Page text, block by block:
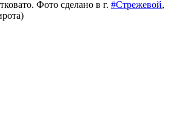
Фото сделано в г. #Стрежевой,